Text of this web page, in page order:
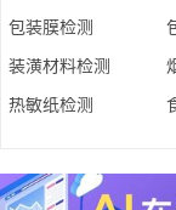
包装膜检测
装潢材料检测
热敏纸检测